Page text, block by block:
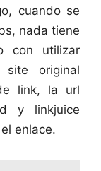
cuando se
nada tiene
con utilizar
site original
link, la url
y linkjuice
enlace.